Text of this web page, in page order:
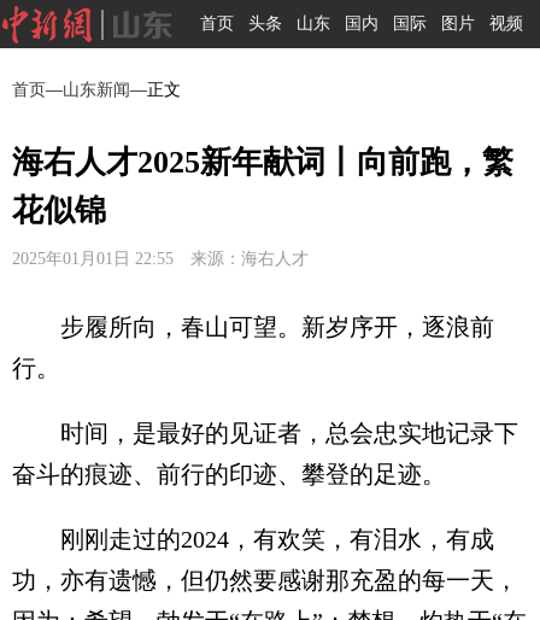
首页 头条 山东 国内 国际 图片 视频
首页—山东新闻—正文
海右人才2025新年献词丨向前跑，繁
花似锦
2025年01月01日 22:55 来源：海右人才
步履所向，春山可望。新岁序开，逐浪前
行。
时间，是最好的见证者，总会忠实地记录下
奋斗的痕迹、前行的印迹、攀登的足迹。
刚刚走过的2024，有欢笑，有泪水，有成
功，亦有遗憾，但仍然要感谢那充盈的每一天，